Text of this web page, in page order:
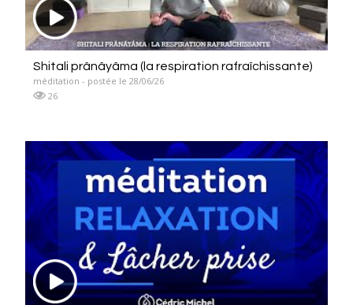
Shitali prânâyâma (la respiration rafraîchissante)
méditation - postée le 28/06/26
26